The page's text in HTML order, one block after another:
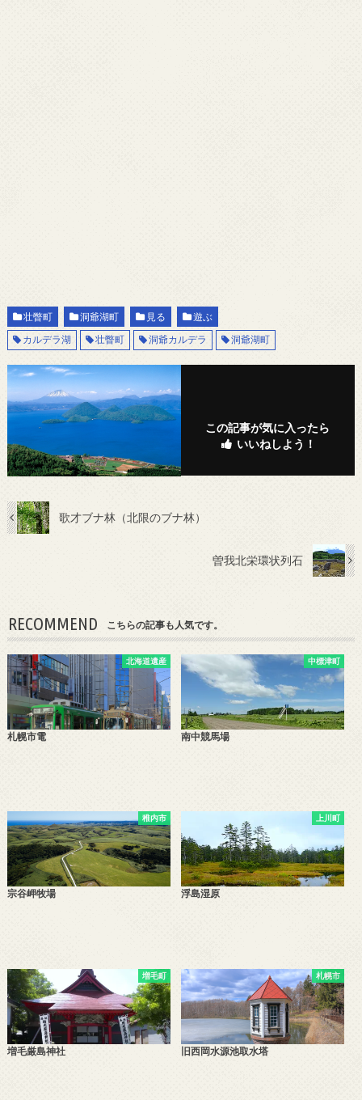
壮瞥町 洞爺湖町 見る
遊ぶ
カルデラ湖
壮瞥町 洞爺カルデラ 洞爺湖町
この記事が気に入ったら
いいねしよう！
歌才ブナ林（北限のブナ林）
曽我北栄環状列石
RECOMMEND こちらの記事も人気です。
北海道遺産
札幌市電
中標津町
南中競馬場
稚内市
宗谷岬牧場
上川町
浮島湿原
増毛町
増毛厳島神社
札幌市
旧西岡水源池取水塔